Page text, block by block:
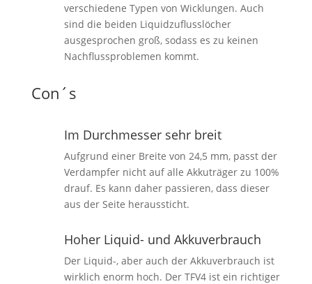
verschiedene Typen von Wicklungen. Auch
sind die beiden Liquidzuflusslöcher
ausgesprochen groß, sodass es zu keinen
Nachflussproblemen kommt.
Con´s
Im Durchmesser sehr breit
Aufgrund einer Breite von 24,5 mm, passt der
Verdampfer nicht auf alle Akkuträger zu 100%
drauf. Es kann daher passieren, dass dieser
aus der Seite heraussticht.
Hoher Liquid- und Akkuverbrauch
Der Liquid-, aber auch der Akkuverbrauch ist
wirklich enorm hoch. Der TFV4 ist ein richtiger